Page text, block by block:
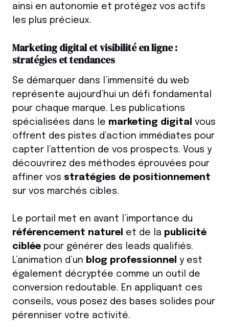
ainsi en autonomie et protégez vos actifs
les plus précieux.
Marketing digital et visibilité en ligne :
stratégies et tendances
Se démarquer dans l’immensité du web
représente aujourd’hui un défi fondamental
pour chaque marque. Les publications
spécialisées dans le marketing digital vous
offrent des pistes d’action immédiates pour
capter l’attention de vos prospects. Vous y
découvrirez des méthodes éprouvées pour
affiner vos stratégies de positionnement
sur vos marchés cibles.
Le portail met en avant l’importance du
référencement naturel
et de la publicité
ciblée pour générer des leads qualifiés.
L’animation d’un blog professionnel
y est
également décryptée comme un outil de
conversion redoutable. En appliquant ces
conseils, vous posez des bases solides pour
pérenniser votre activité.